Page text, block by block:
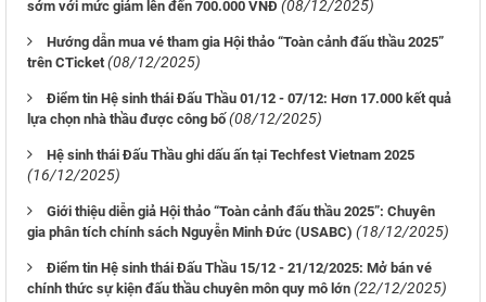
sớm với mức giảm lên đến 700.000 VNĐ (08/12/2025)
Hướng dẫn mua vé tham gia Hội thảo “Toàn cảnh đấu thầu 2025”
trên CTicket (08/12/2025)
Điểm tin Hệ sinh thái Đấu Thầu 01/12 - 07/12: Hơn 17.000 kết quả
lựa chọn nhà thầu được công bố (08/12/2025)
Hệ sinh thái Đấu Thầu ghi dấu ấn tại Techfest Vietnam 2025
(16/12/2025)
Giới thiệu diễn giả Hội thảo “Toàn cảnh đấu thầu 2025”: Chuyên
gia phân tích chính sách Nguyễn Minh Đức (USABC) (18/12/2025)
Điểm tin Hệ sinh thái Đấu Thầu 15/12 - 21/12/2025: Mở bán vé
chính thức sự kiện đấu thầu chuyên môn quy mô lớn (22/12/2025)